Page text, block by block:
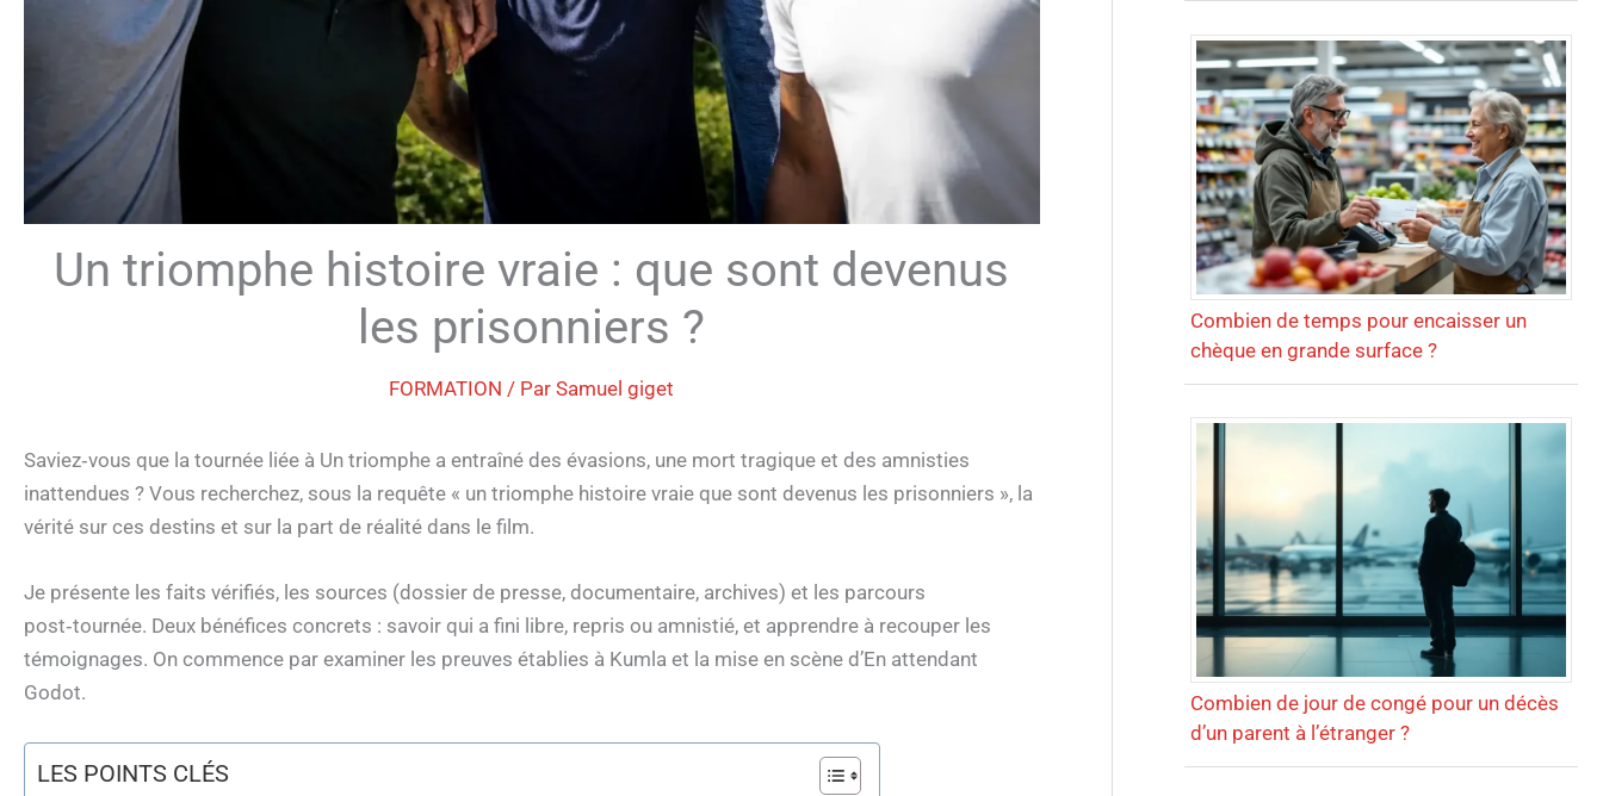
Un triomphe histoire vraie : que sont devenus
les prisonniers ?
FORMATION / ParSamuel giget
Saviez‑vous que la tournée liée à Un triomphe a entraîné des évasions, une mort tragique et des amnisties
inattendues ? Vous recherchez, sous la requête « un triomphe histoire vraie que sont devenus les prisonniers », la
vérité sur ces destins et sur la part de réalité dans le film.
Je présente les faits vérifiés, les sources (dossier de presse, documentaire, archives) et les parcours
post‑tournée. Deux bénéfices concrets : savoir qui a fini libre, repris ou amnistié, et apprendre à recouper les
témoignages. On commence par examiner les preuves établies à Kumla et la mise en scène d’En attendant
Godot.
LES POINTS CLÉS
Combien de temps pour encaisser un
chèque en grande surface ?
Combien de jour de congé pour un décès
d’un parent à l’étranger ?